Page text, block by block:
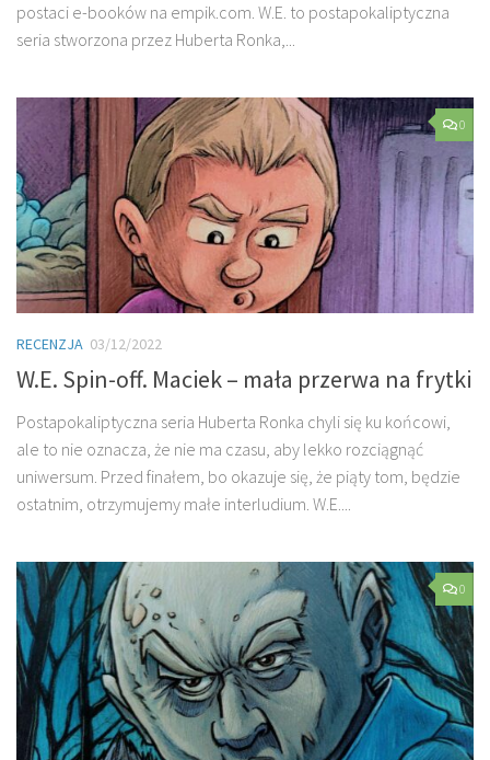
postaci e-booków na empik.com. W.E. to postapokaliptyczna
seria stworzona przez Huberta Ronka,...
0
RECENZJA 03/12/2022
W.E. Spin-off. Maciek – mała przerwa na frytki
Postapokaliptyczna seria Huberta Ronka chyli się ku końcowi,
ale to nie oznacza, że nie ma czasu, aby lekko rozciągnąć
uniwersum. Przed finałem, bo okazuje się, że piąty tom, będzie
ostatnim, otrzymujemy małe interludium. W.E....
0